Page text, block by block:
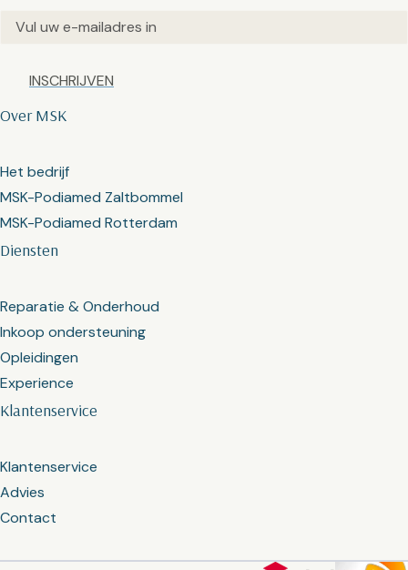
Klantenservice
Klantenservice
Advies
Contact
Diensten
Reparatie & Onderhoud
Inkoop ondersteuning
Opleidingen
Experience
Over MSK
Het bedrijf
MSK-Podiamed Zaltbommel
MSK-Podiamed Rotterdam
Email(Vereist)
Captcha